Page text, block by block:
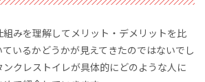
みを理解してメリット・デメリットを比
いるかどうかが見えてきたのではないでし
ンクレストイレが具体的にどのような人に